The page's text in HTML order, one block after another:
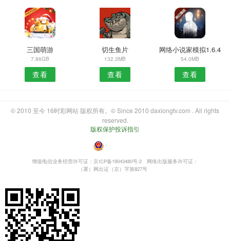
三国萌游
7.86GB
查看
切生鱼片
132.3MB
查看
网络小说家模拟1.6.4
54.0MB
查看
© 2010 至今 16时彩网站 版权所有。© Since 2010 daxiongtv.com . All rights
reserved.
版权保护投诉指引
・
增值电信业务经营许可证：京ICP备19043480号-2
网络出版服务许可证：
（署）网出证（京）字第827号